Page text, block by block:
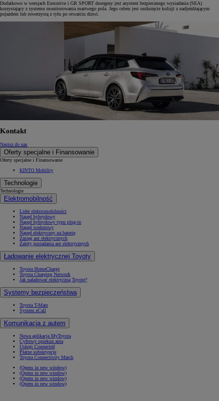
Dodatkowo w wersjach Executive i GR SPORT dostępny jest asystent bezpiecznego wysiadania (SEA)
korzystający z systemu monitorowania martwego pola. Jego celem jest uniknięcie kolizji z nadjeżdżającym
pojazdem lub rowerzystą z tyłu po otwarciu drzwi.
Kontakt
Napisz do nas
Oferty specjalne i Finansowanie
Oferty specjalne i Finansowanie
KINTO Mobility
Technologie
Technologie
Elektromobilność
Lider elektromobilności
Napęd hybrydowy
Napęd hybrydowy typu plug-in
Napęd wodorowy
Napęd elektryczny na baterię
Zasięg aut elektrycznych
Zalety posiadania aut elektrycznych
Ładowanie elektrycznej Toyoty
Toyota HomeCharge
Toyota Charging Network
Jak naładować elektryczną Toyotę?
Systemy bezpieczeństwa
Toyota T-Mate
System eCall
Komunikacja z autem
Nowa aplikacja MyToyota
Cyfrowy opiekun auta
Usługi Connected
Płatne subskrypcje
Toyota Connectivity Match
(Opens in new window)
(Opens in new window)
(Opens in new window)
(Opens in new window)